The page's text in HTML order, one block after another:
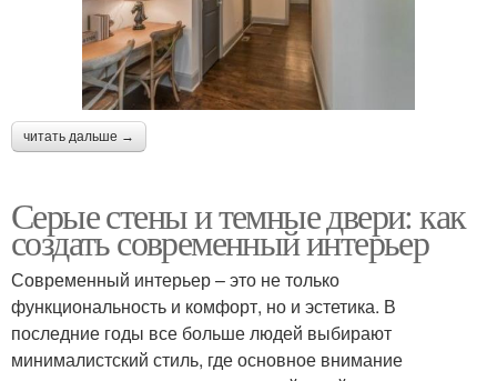
читать дальше →
Серые стены и темные двери: как
создать современный интерьер
Современный интерьер – это не только
функциональность и комфорт, но и эстетика. В
последние годы все больше людей выбирают
минималистский стиль, где основное внимание